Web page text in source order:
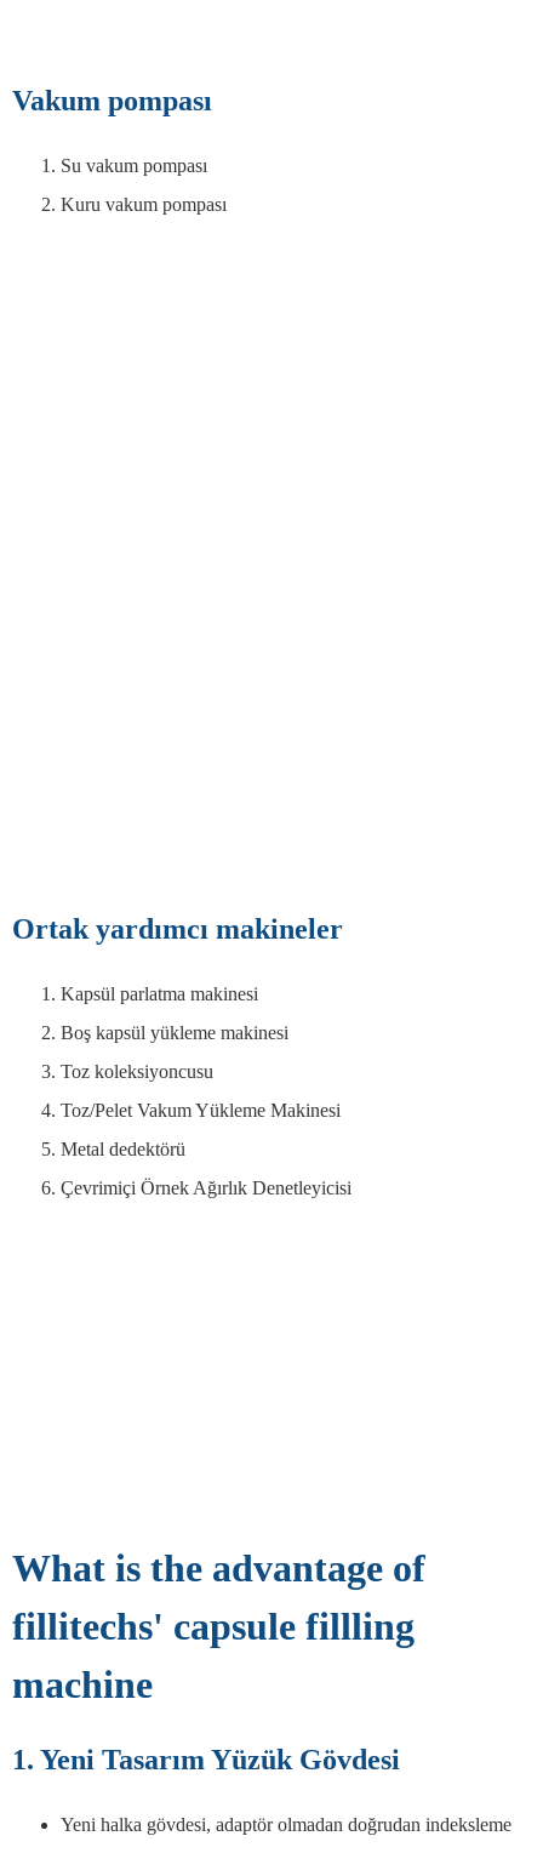
Vakum pompası
Su vakum pompası
Kuru vakum pompası
Ortak yardımcı makineler
Kapsül parlatma makinesi
Boş kapsül yükleme makinesi
Toz koleksiyoncusu
Toz/Pelet Vakum Yükleme Makinesi
Metal dedektörü
Çevrimiçi Örnek Ağırlık Denetleyicisi
What is the advantage of
fillitechs' capsule fillling
machine
1. Yeni Tasarım Yüzük Gövdesi
Yeni halka gövdesi, adaptör olmadan doğrudan indeksleme